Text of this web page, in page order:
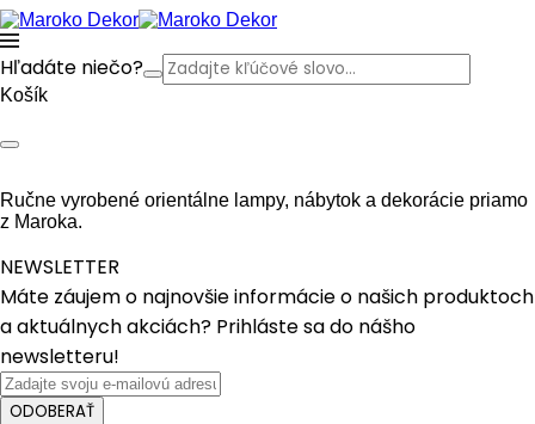
Hľadáte niečo?
Košík
Ručne vyrobené orientálne lampy, nábytok a dekorácie priamo
z Maroka.
NEWSLETTER
Máte záujem o najnovšie informácie o našich produktoch
a aktuálnych akciách? Prihláste sa do nášho
newsletteru!
ODOBERAŤ